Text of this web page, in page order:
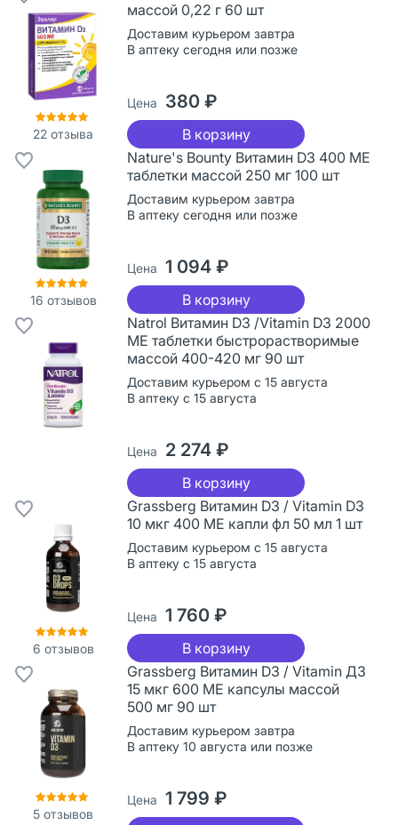
22 отзыва
массой 0,22 г 60 шт
Доставим курьером завтра
В аптеку сегодня или позже
Цена 380 ₽
В корзину
16 отзывов
Nature's Bounty Витамин D3 400 МЕ
таблетки массой 250 мг 100 шт
Доставим курьером завтра
В аптеку сегодня или позже
Цена 1 094 ₽
В корзину
Natrol Витамин D3 /Vitamin D3 2000
ME таблетки быстрорастворимые
массой 400-420 мг 90 шт
Доставим курьером с 15 августа
В аптеку с 15 августа
Цена 2 274 ₽
В корзину
6 отзывов
Grassberg Витамин D3 / Vitamin D3
10 мкг 400 МЕ капли фл 50 мл 1 шт
Доставим курьером с 15 августа
В аптеку с 15 августа
Цена 1 760 ₽
В корзину
5 отзывов
Grassberg Витамин D3 / Vitamin Д3
15 мкг 600 МЕ капсулы массой
500 мг 90 шт
Доставим курьером завтра
В аптеку 10 августа или позже
Цена 1 799 ₽